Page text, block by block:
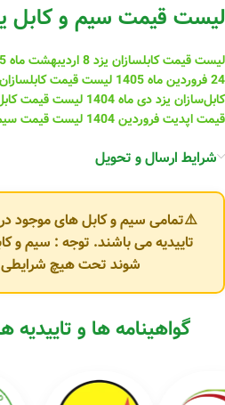
لیست قیمت سیم و کابل
لیست قیمت کابلسازان یزد 8 اردیبهشت ماه 1405
24 فروردین ماه 1405
لیست قیمت کابلسازان یزد 9 دی
کابل‌سازان یزد دی ماه 1404
لیست قیمت
قیمت اپدیت فروردین 1404
لیست قیمت سیم و
شرایط ارسال و تحویل
⚠️تمامی سیم و کابل های موجود در
تاییدیه می باشند. توجه : سیم و
شوند تحت هیچ شرایطی
گواهینامه ها و تاییدیه